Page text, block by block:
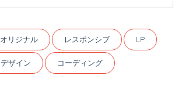
オリジナル レスポンシブ LP
デザイン コーディング